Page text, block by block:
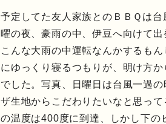
予定してた友人家族とのＢＢＱは
曜の夜、豪雨の中、伊豆へ向けて
こんな大雨の中運転なんかするも
にゆっくり寝るつもりが、明け方
でした。写真、日曜日は台風一過
ザ生地からこだわりたいなと思っ
の温度は400度に到達、しかし下の